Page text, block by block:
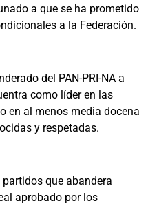
a que se ha prometido
a la Federación.
del PAN-PRI-NA a
como líder en las
en al menos media docena
y respetadas.
que abandera
aprobado por los